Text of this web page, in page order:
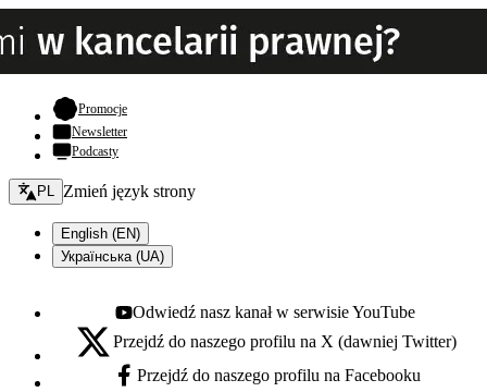
Promocje- otwiera się w nowej karcie
Newsletter
Podcasty
Zmień język - bieżący:
PL Zmień język strony
English (EN)
Українська (UA)
Youtube - otwiera się w nowej karcie
Odwiedź nasz kanał w serwisie YouTube
X - otwiera się w nowej karcie
Przejdź do naszego profilu na X (dawniej Twitter)
Facebook - otwiera się w nowej karcie
Przejdź do naszego profilu na Facebooku